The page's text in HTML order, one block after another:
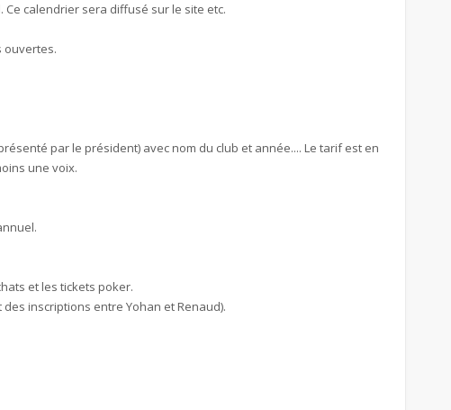
Ce calendrier sera diffusé sur le site etc.
ouvertes.
par le président) avec nom du club et année.... Le tarif est en
une voix.
et les tickets poker.
inscriptions entre Yohan et Renaud).